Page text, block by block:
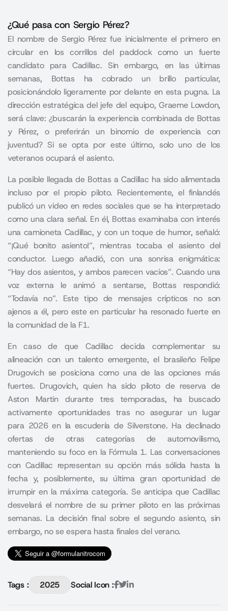
¿Qué pasa con Sergio Pérez?
El nombre deSergio Pérez fue inicialmente el primero en
circular en los corrillos del paddock como un fuerte
candidato para Cadillac. Sin embargo, en las últimas
semanas, Bottas ha cobrado un brillo particular,
posicionándolo ligeramente por delante en esta pugna. La
dirección estratégica del jefe del equipo, Graeme Lowdon,
será clave: ¿buscarán la experiencia combinada de Bottas
y Pérez, o preferirán un binomio de experiencia con
juventud? Si se opta por este último, solo uno de los
veteranos ocupará el asiento.
La posible llegada de Bottas a Cadillac ha sido alimentada
incluso por el propio piloto. Recientemente, el finlandés
publicó un video en redes sociales que se ha interpretado
como una clara señal. En él, Bottas examinaba con interés
una camioneta Cadillac, y con un toque de humor, señaló:
“¡Qué bonito asiento!”, mientras tocaba el asiento del
conductor. Luego añadió, con una sonrisa enigmática:
“Hay dos asientos, y ambos parecen vacíos”. Cuando una
voz externa le animó a sentarse, Bottas respondió:
“Todavía no”. Este tipo de mensajes crípticos no son
ajenos a él, pero este en particular ha resonado fuerte en
la comunidad de la F1.
En caso de que Cadillac decida complementar su
alineación con un talento emergente, el brasileño Felipe
Drugovich se posiciona como una de las opciones más
fuertes. Drugovich, quien ha sido piloto de reserva de
Aston Martin durante tres temporadas, ha buscado
activamente oportunidades tras no asegurar un lugar
para 2026 en la escudería de Silverstone. Ha declinado
ofertas de otras categorías de automovilismo,
manteniendo su foco en la Fórmula 1. Las conversaciones
con Cadillac representan su opción más sólida hasta la
fecha y, posiblemente, su última gran oportunidad de
irrumpir en la máxima categoría. Se anticipa que Cadillac
desvelará el nombre de su primer piloto en las próximas
semanas. La decisión final sobre el segundo asiento, sin
embargo, no se espera hasta finales del verano.
Tags : 2025 Social Icon :